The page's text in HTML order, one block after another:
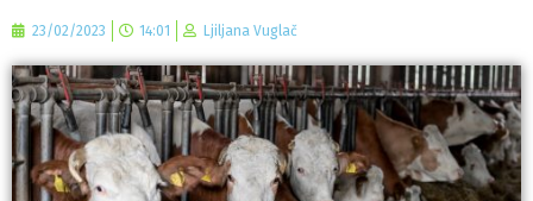
23/02/2023 14:01 Ljiljana Vuglač